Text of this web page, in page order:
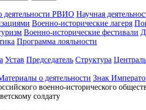
деятельности РВИО Научная
Военно-исторические лагеря
Военно-исторические фестивали
Программа лояльности
Устав Председатель Структура
о деятельности Знак
военно-исторического
солдату